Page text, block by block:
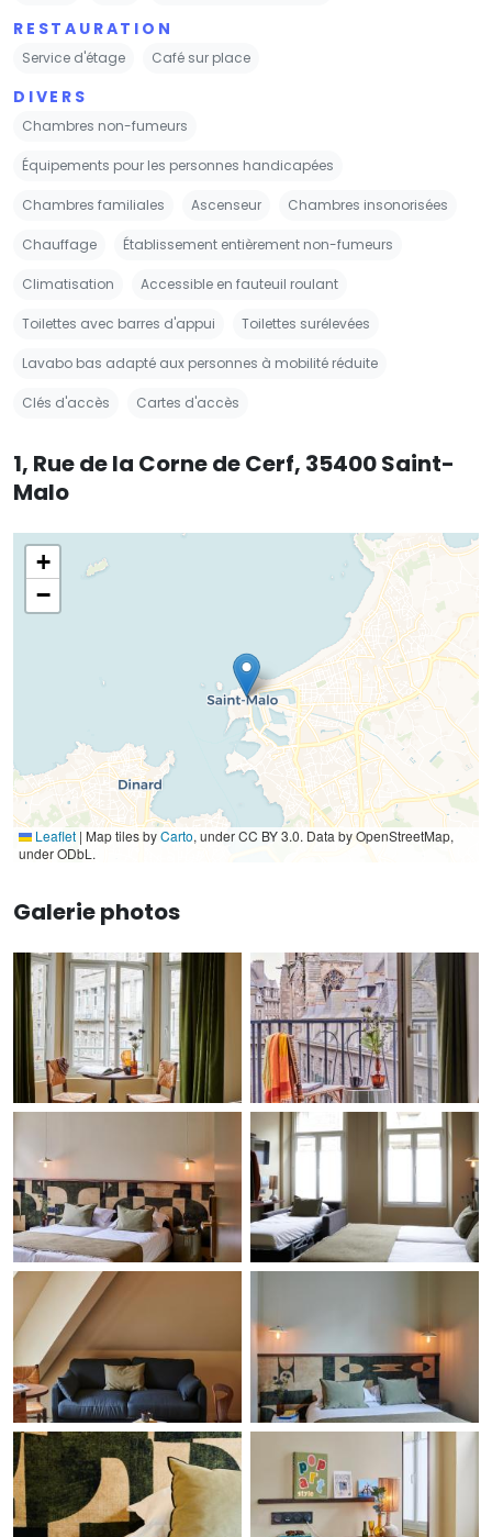
RESTAURATION
Service d'étage Café sur place
DIVERS
Chambres non-fumeurs
Équipements pour les personnes handicapées
Chambres familiales Ascenseur Chambres insonorisées
Chauffage Établissement entièrement non-fumeurs
Climatisation Accessible en fauteuil roulant
Toilettes avec barres d'appui Toilettes surélevées
Lavabo bas adapté aux personnes à mobilité réduite
Clés d'accès Cartes d'accès
1, Rue de la Corne de Cerf, 35400 Saint-
Malo
+
−
Leaflet | Map tiles byCarto, under CC BY 3.0. Data by OpenStreetMap,
under ODbL.
Galerie photos